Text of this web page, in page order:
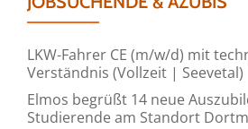
LKW-Fahrer CE (m/w/d) mit
Verständnis (Vollzeit | Seevetal)
Elmos begrüßt 14 neue
Studierende am Standort